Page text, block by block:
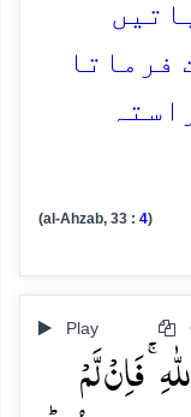
فرماتا
(al-Ahzab, 33 : 4)
Play
فَاِنۡ لَّمۡ